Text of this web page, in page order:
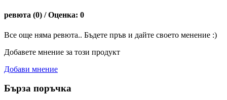
ревюта (0) / Оценка: 0
Все още няма ревюта.. Бъдете пръв и дайте своето менение :)
Добавете мнение за този продукт
Добави мнение
Бърза поръчка